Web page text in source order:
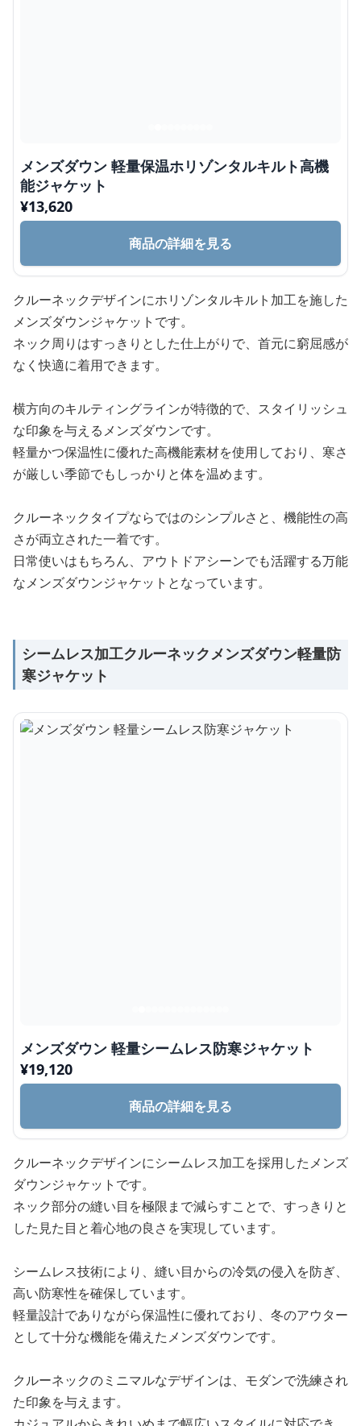
メンズダウン 軽量保温ホリゾンタルキルト高機
能ジャケット
¥13,620
商品の詳細を見る
クルーネックデザインにホリゾンタルキルト加工を施した
メンズダウンジャケットです。
ネック周りはすっきりとした仕上がりで、首元に窮屈感が
なく快適に着用できます。
横方向のキルティングラインが特徴的で、スタイリッシュ
な印象を与えるメンズダウンです。
軽量かつ保温性に優れた高機能素材を使用しており、寒さ
が厳しい季節でもしっかりと体を温めます。
クルーネックタイプならではのシンプルさと、機能性の高
さが両立された一着です。
日常使いはもちろん、アウトドアシーンでも活躍する万能
なメンズダウンジャケットとなっています。
シームレス加工クルーネックメンズダウン軽量防
寒ジャケット
メンズダウン 軽量シームレス防寒ジャケット
¥19,120
商品の詳細を見る
クルーネックデザインにシームレス加工を採用したメンズ
ダウンジャケットです。
ネック部分の縫い目を極限まで減らすことで、すっきりと
した見た目と着心地の良さを実現しています。
シームレス技術により、縫い目からの冷気の侵入を防ぎ、
高い防寒性を確保しています。
軽量設計でありながら保温性に優れており、冬のアウター
として十分な機能を備えたメンズダウンです。
クルーネックのミニマルなデザインは、モダンで洗練され
た印象を与えます。